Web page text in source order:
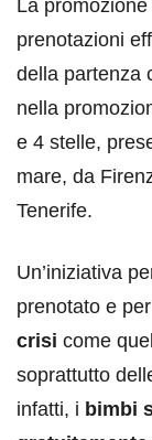
La promozione
prenotazioni
della partenza
nella
e 4 stelle,
mare, da
Tenerife.
Un’iniziativa
prenotato e
crisi come
soprattutto
infatti, i bimbi